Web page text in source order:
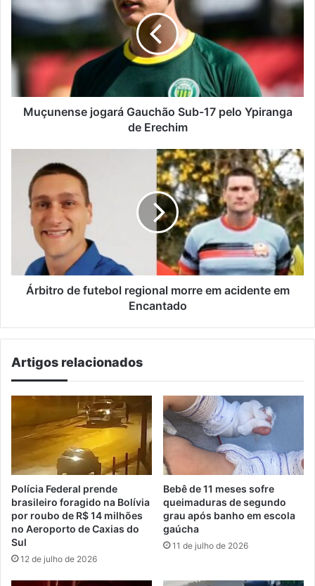
Gauchão
Sub-
Ypiranga
Erechim
Muçunense jogará Gauchão Sub-17 pelo Ypiranga
de Erechim
futebol
regional
morre
acidente
Encantado
Árbitro de futebol regional morre em acidente em
Encantado
Artigos relacionados
Polícia Federal prende
brasileiro foragido na Bolívia
por roubo de R$ 14 milhões
no Aeroporto de Caxias do
Sul
12 de julho de 2026
Bebê de 11 meses sofre
queimaduras de segundo
grau após banho em escola
gaúcha
11 de julho de 2026